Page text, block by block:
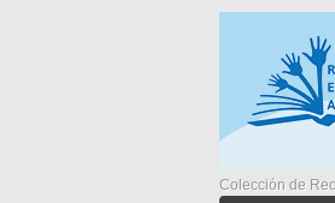
Colección de